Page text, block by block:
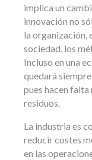
implica un
innovación no
la organización,
sociedad, los
Incluso en una
quedará
pues hacen
residuos.
La industria es
reducir costes
en las